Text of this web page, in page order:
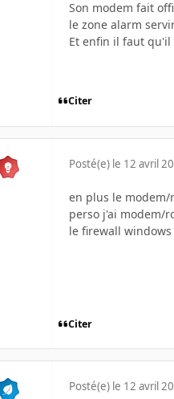
Son modem fait
le zone alarm
Et enfin il faut
Citer
Posté(e) le 12 avril
en plus le
perso j'ai modem/
le firewall
Citer
Posté(e) le 12 avril